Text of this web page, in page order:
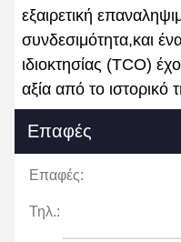
εξαιρετική
συνδεσιμότητα,και
ιδιοκτησίας (TCO)
αξία από το ιστορικό
Επαφές
Επαφές:
Τηλ.: